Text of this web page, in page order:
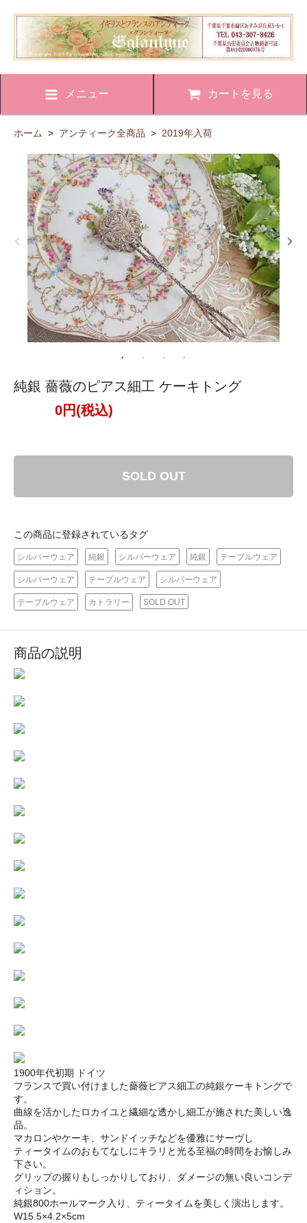
メニュー カートを見る
ホーム > アンティーク全商品 > 2019年入荷
純銀 薔薇のピアス細工 ケーキトング
0円(税込)
SOLD OUT
この商品に登録されているタグ
シルバーウェア 純銀 シルバーウェア 純銀 テーブルウェア
シルバーウェア テーブルウェア シルバーウェア
テーブルウェア カトラリー SOLD OUT
商品の説明
1900年代初期 ドイツ
フランスで買い付けました薔薇ピアス細工の純銀ケーキトングで
す。
曲線を活かしたロカイユと繊細な透かし細工が施された美しい逸
品。
マカロンやケーキ、サンドイッチなどを優雅にサーヴし
ティータイムのおもてなしにキラリと光る至福の時間をお愉しみ
下さい。
グリップの握りもしっかりしており、ダメージの無い良いコンデ
ィション。
純銀800ホールマーク入り、ティータイムを美しく演出します。
W15.5×4.2×5cm